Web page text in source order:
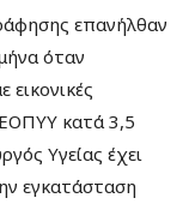
επανήλθαν
όταν
κατά 3,5
Υγείας έχει
εγκατάσταση